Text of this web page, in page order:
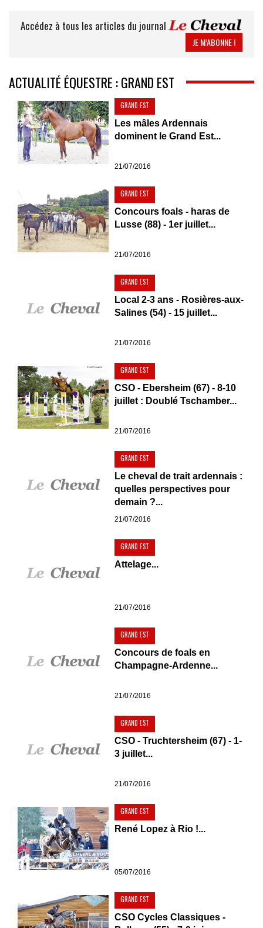
Accédez à tous les articles du journal
JE M’ABONNE !
ACTUALITÉ ÉQUESTRE : GRAND EST
GRAND EST
Les mâles Ardennais
dominent le Grand Est...
21/07/2016
GRAND EST
Concours foals - haras de
Lusse (88) - 1er juillet...
21/07/2016
GRAND EST
Local 2-3 ans - Rosières-aux-
Salines (54) - 15 juillet...
21/07/2016
GRAND EST
CSO - Ebersheim (67) - 8-10
juillet : Doublé Tschamber...
21/07/2016
GRAND EST
Le cheval de trait ardennais :
quelles perspectives pour
demain ?...
21/07/2016
GRAND EST
Attelage...
21/07/2016
GRAND EST
Concours de foals en
Champagne-Ardenne...
21/07/2016
GRAND EST
CSO - Truchtersheim (67) - 1-
3 juillet...
21/07/2016
GRAND EST
René Lopez à Rio !...
05/07/2016
GRAND EST
CSO Cycles Classiques -